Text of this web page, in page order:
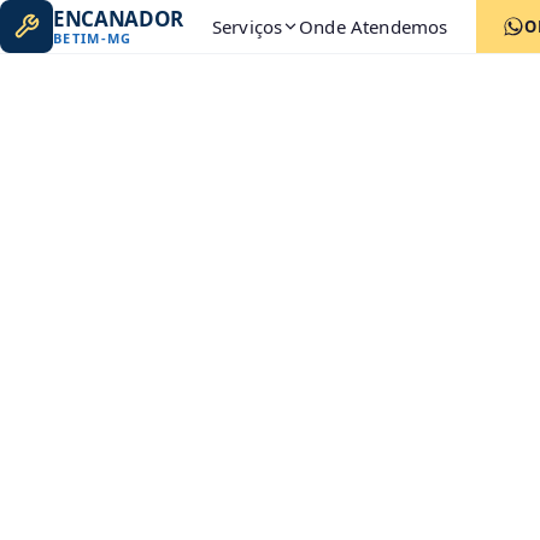
ENCANADOR
BETIM-MG Serviços Onde Atendemos